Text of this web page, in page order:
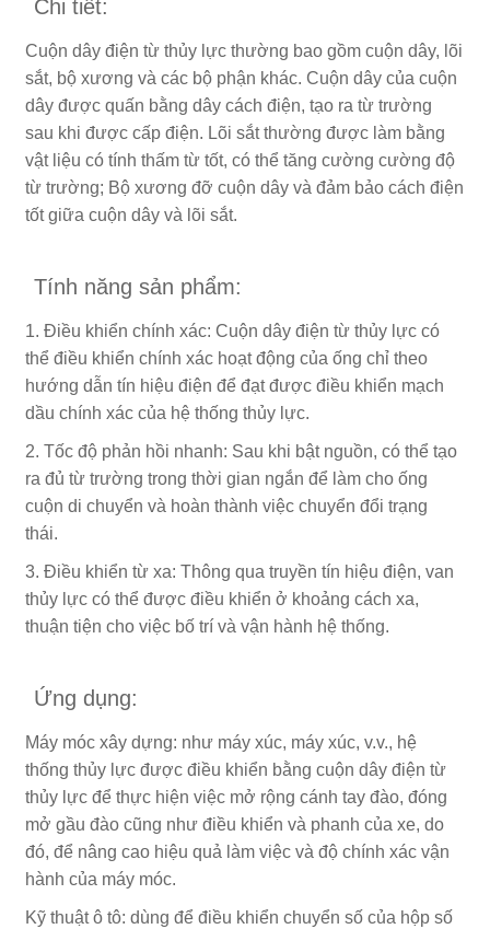
Chi tiết:
Cuộn dây điện từ thủy lực thường bao gồm cuộn dây, lõi
sắt, bộ xương và các bộ phận khác. Cuộn dây của cuộn
dây được quấn bằng dây cách điện, tạo ra từ trường
sau khi được cấp điện. Lõi sắt thường được làm bằng
vật liệu có tính thấm từ tốt, có thể tăng cường cường độ
từ trường; Bộ xương đỡ cuộn dây và đảm bảo cách điện
tốt giữa cuộn dây và lõi sắt.
Tính năng sản phẩm:
1. Điều khiển chính xác: Cuộn dây điện từ thủy lực có
thể điều khiển chính xác hoạt động của ống chỉ theo
hướng dẫn tín hiệu điện để đạt được điều khiển mạch
dầu chính xác của hệ thống thủy lực.
2. Tốc độ phản hồi nhanh: Sau khi bật nguồn, có thể tạo
ra đủ từ trường trong thời gian ngắn để làm cho ống
cuộn di chuyển và hoàn thành việc chuyển đổi trạng
thái.
3. Điều khiển từ xa: Thông qua truyền tín hiệu điện, van
thủy lực có thể được điều khiển ở khoảng cách xa,
thuận tiện cho việc bố trí và vận hành hệ thống.
Ứng dụng:
Máy móc xây dựng: như máy xúc, máy xúc, v.v., hệ
thống thủy lực được điều khiển bằng cuộn dây điện từ
thủy lực để thực hiện việc mở rộng cánh tay đào, đóng
mở gầu đào cũng như điều khiển và phanh của xe, do
đó, để nâng cao hiệu quả làm việc và độ chính xác vận
hành của máy móc.
Kỹ thuật ô tô: dùng để điều khiển chuyển số của hộp số